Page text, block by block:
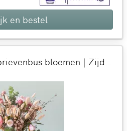
en bestel
Silky Twist | Zijden brievenbus bloemen | Zijden bloemen cadeau per post versturen | BloomPost